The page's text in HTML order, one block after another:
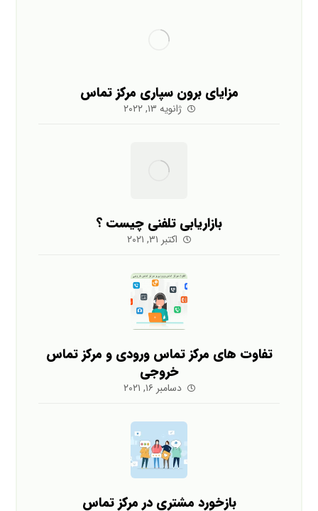
مزایای برون سپاری مرکز تماس
ژانویه ۱۳, ۲۰۲۲
بازاریابی تلفنی چیست ؟
اکتبر ۳۱, ۲۰۲۱
تفاوت های مرکز تماس ورودی و مرکز تماس
خروجی
دسامبر ۱۶, ۲۰۲۱
بازخورد مشتری در مرکز تماس